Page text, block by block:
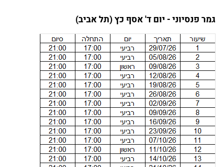
גמר פנסיוני - יום ד' אסף כץ (תל אביב)